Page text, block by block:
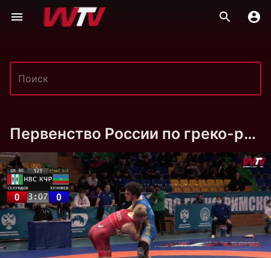
Первенство России по греко-римской борьбе среди юношей до 18 лет